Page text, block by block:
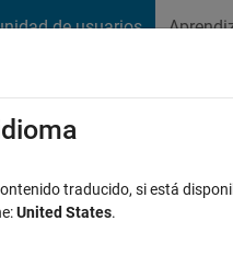
de usuarios
traducido, si está
United States.